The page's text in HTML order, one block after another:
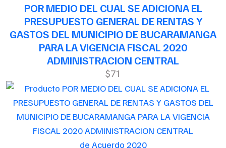
POR MEDIO DEL CUAL SE ADICIONA EL
PRESUPUESTO GENERAL DE RENTAS Y
GASTOS DEL MUNICIPIO DE BUCARAMANGA
PARA LA VIGENCIA FISCAL 2020
ADMINISTRACION CENTRAL
$71
de Acuerdo 2020